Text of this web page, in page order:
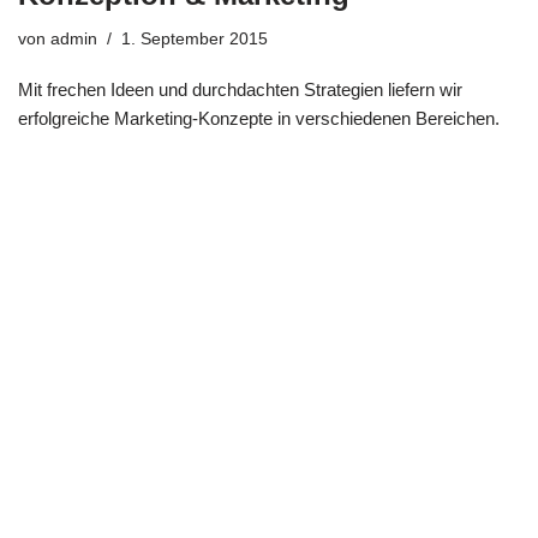
von admin 1. September 2015
Mit frechen Ideen und durchdachten Strategien liefern wir
erfolgreiche Marketing-Konzepte in verschiedenen Bereichen.